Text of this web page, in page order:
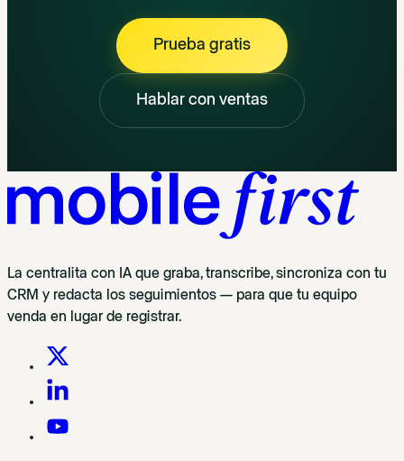
Prueba gratis
Hablar con ventas
La centralita con IA que graba, transcribe, sincroniza con tu
CRM y redacta los seguimientos — para que tu equipo
venda en lugar de registrar.